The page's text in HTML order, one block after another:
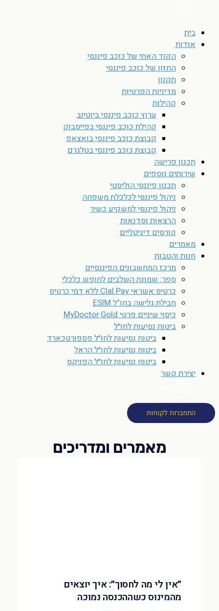
בית
אודות
הקוד האתי של כוכב פיננסי
החזון של כוכב פיננסי
תקנון
מדיניות הפרטיות
קהילות
ערוץ כוכב פיננסי ביוטיוב
קהילת כוכב פיננסי בפייסבוק
קבוצת כוכב פיננסי בואצאפ
קבוצת כוכב פיננסי בטלגרם
תכנון פרישה
שירותים נוספים
תכנון פיננסי הוליסטי
ניהול פיננסי לכלכלת משפחה
ניהול פיננסי למשקיע כשיר
הרצאות וסדנאות
קורסים דיגיטליים
מאמרים
חנות והטבות
מרכז המחשבונים הפיננסיים
ספר: שמונת השלבים לחופש כלכלי
כרטיס אשראי Clal Pay ללא דמי כרטיס
חבילת גלישה בחו”ל ESIM
כיסוי שיניים פרטי MyDoctor Gold
ביטוח נסיעות לחו״ל
ביטוח נסיעות לחו״ל פספורטכארד
ביטוח נסיעות לחו״ל הראל
ביטוח נסיעות לחו״ל הפניקס
יצירת קשר
התחברות לקוחות
״אין לי מה לחסוך״: איך יוצאים
מהמינוס כשההכנסה נמוכה